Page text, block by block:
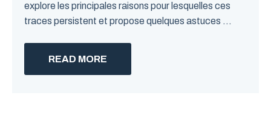
explore les principales raisons pour lesquelles ces
traces persistent et propose quelques astuces ...
READ MORE